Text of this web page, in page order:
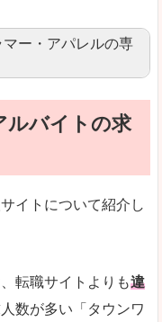
位が「40代」「50代」
です。
見てみる
ー・アパレルの専
ルバイトの求
イトについて紹介し
転職サイトよりも違
数が多い「タウンワ